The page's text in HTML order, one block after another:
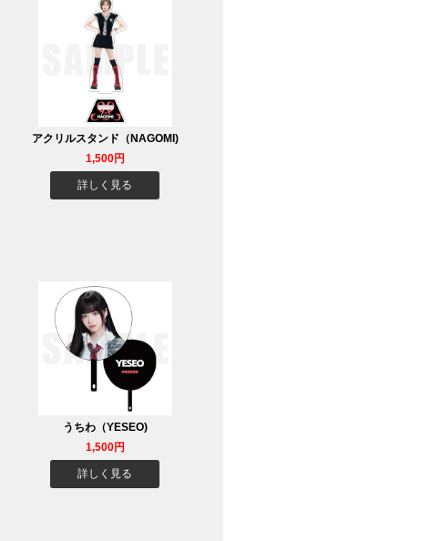
アクリルスタンド（NAGOMI)
1,500円
詳しく見る
うちわ（YESEO)
1,500円
詳しく見る